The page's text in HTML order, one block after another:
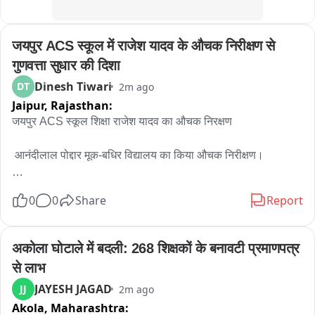
जयपुर ACS स्कूल में राजेश यादव के औचक निरीक्षण से
गुणवत्ता सुधार की दिशा
DT Dinesh Tiwari 2m ago
Jaipur, Rajasthan:
जयपुर ACS स्कूल शिक्षा राजेश यादव का औचक निरक्षण
आनंदीलाल पोद्दार मूक-बधिर विद्यालय का किया औचक निरीक्षण।
लापरवाही मिलने पर सख्त कार्रवाई के दिए निर्देश。
हर विद्यार्थी को बेहतर और सुरक्षित शिक्षण वातावरण सुनिश्चित करने के
आदेश。
0 0 Share Report
अकोला घोटाले में बदली: 268 शिक्षकों के बनावटी प्रमाणपत्र
से लाभ
JJ JAYESH JAGAD 2m ago
Akola, Maharashtra: